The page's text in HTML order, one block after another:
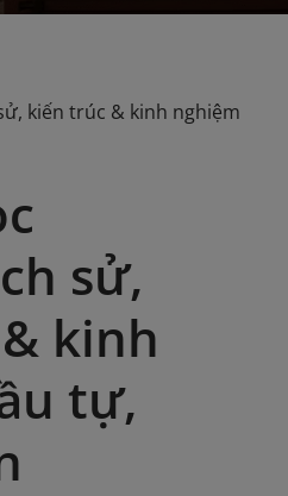
kiến trúc & kinh nghiệm
sử,
kinh
tự,